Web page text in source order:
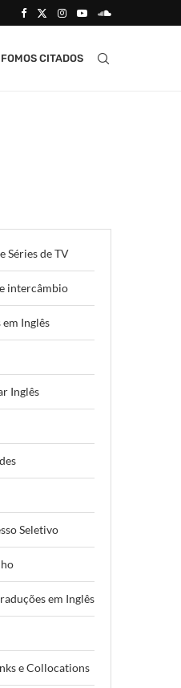
CITADOS
Séries de TV
intercâmbio
Inglês
Inglês
Seletivo
em Inglês
e Collocations